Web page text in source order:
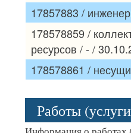
17857883 /
178578859 /
ресурсов / - /
178578861 /
Работы